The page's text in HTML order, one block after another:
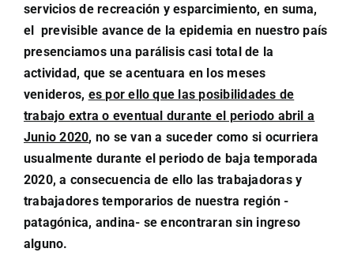
servicios de recreación y esparcimiento, en suma,
el previsible avance de la epidemia en nuestro país
presenciamos una parálisis casi total de la
actividad, que se acentuara en los meses
venideros, es por ello que las posibilidades de
trabajo extra o eventual durante el periodo abril a
Junio 2020, no se van a suceder como si ocurriera
usualmente durante el periodo de baja temporada
2020, a consecuencia de ello las trabajadoras y
trabajadores temporarios de nuestra región -
patagónica, andina- se encontraran sin ingreso
alguno.